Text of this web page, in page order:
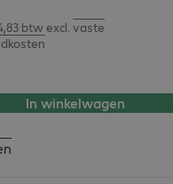
btw excl. vaste
In winkelwagen